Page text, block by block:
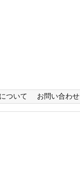
ついて お問い合わせ